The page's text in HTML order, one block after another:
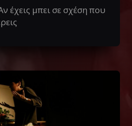
έχεις μπει σε σχέση που